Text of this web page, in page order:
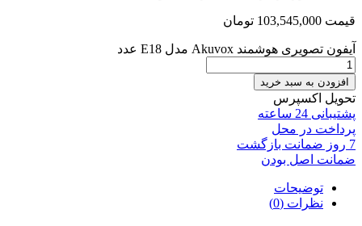
قیمت 103,545,000 تومان
آیفون تصویری هوشمند Akuvox مدل E18 عدد
افزودن به سبد خرید
تحویل اکسپرس
پشتیبانی 24 ساعته
پرداخت در محل
7 روز ضمانت بازگشت
ضمانت اصل بودن
توضیحات
نظرات (0)